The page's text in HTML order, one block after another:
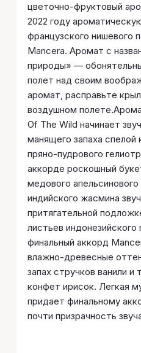
цветочно-фруктовый
2022 году
французского нишевого
Mancera. Аромат с
природы» —
полет над своим
аромат, расправьте
воздушном
Of The Wild начинает
манящего запаха спелой
пряно-пудрового
аккорде роскошный
медового апельсинового
индийского жасмина
притягательной
листьев индонезийского
финальный аккорд
влажно-древесные
запах стручков ванили
конфет ирисок. Легкая
придает финальному
почти призрачность